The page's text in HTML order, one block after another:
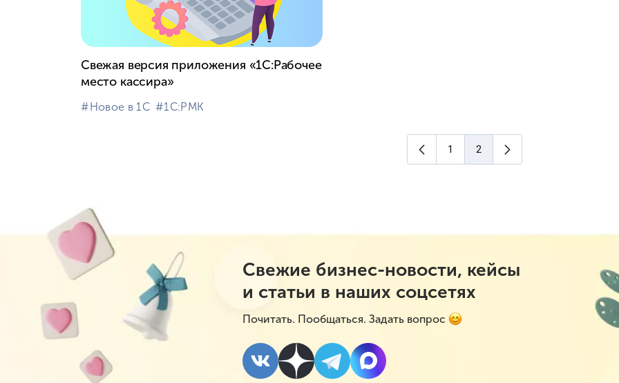
Свежая версия приложения «1С:Рабочее
место кассира»
#⁣Новое в 1С #⁣1С:РМК
Предыдущая страница
1 2
Свежие бизнес-новости, кейсы
и статьи в наших соцсетях
Почитать. Пообщаться. Задать вопрос